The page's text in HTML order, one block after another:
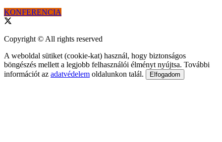
KONFERENCIA
Copyright © All rights reserved
A weboldal sütiket (cookie-kat) használ, hogy biztonságos
böngészés mellett a legjobb felhasználói élményt nyújtsa. További
információt az adatvédelem oldalunkon talál. Elfogadom